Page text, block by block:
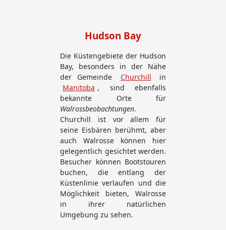
Hudson Bay
Die Küstengebiete der Hudson
Bay, besonders in der Nähe
der Gemeinde
Churchill
in
Manitoba , sind ebenfalls
bekannte Orte für
Walrossbeobachtungen.
Churchill ist vor allem für
seine Eisbären berühmt, aber
auch Walrosse können hier
gelegentlich gesichtet werden.
Besucher können Bootstouren
buchen, die entlang der
Küstenlinie verlaufen und die
Möglichkeit bieten, Walrosse
in ihrer natürlichen
Umgebung zu sehen.